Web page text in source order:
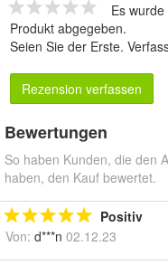
Es
Produkt abgegeben.
Seien Sie der Erste.
Rezension verfassen
Bewertungen
So haben Kunden, die den
haben, den Kauf bewertet.
Positiv
Von: d***n 02.12.23